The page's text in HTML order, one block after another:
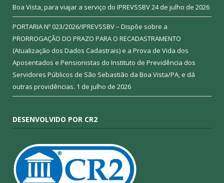
Boa Vista, para viajar a serviço do IPREVSSBV24 de julho de 2026
PORTARIA Nº 023/2026/IPREVSSBV – Dispõe sobre a
PRORROGAÇÃO DO PRAZO PARA O RECADASTRAMENTO
(Atualização dos Dados Cadastrais) e a Prova de Vida dos
Aposentados e Pensionistas do Instituto de Previdência dos
Servidores Públicos de São Sebastião da Boa Vista/PA, e dá
outras providências. 1 de julho de 2026
DESENVOLVIDO POR CR2